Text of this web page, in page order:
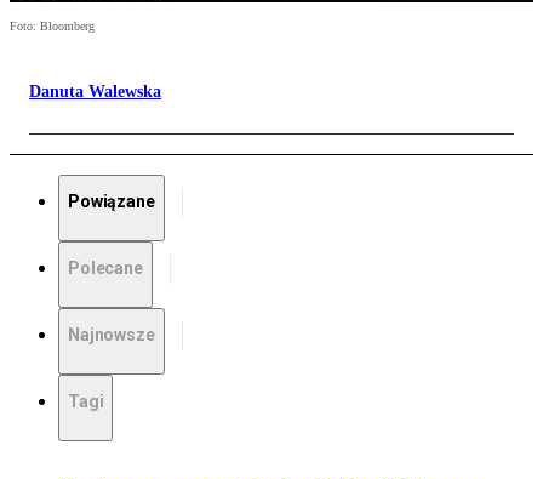
Foto: Bloomberg
Danuta Walewska
Powiązane
Polecane
Najnowsze
Tagi